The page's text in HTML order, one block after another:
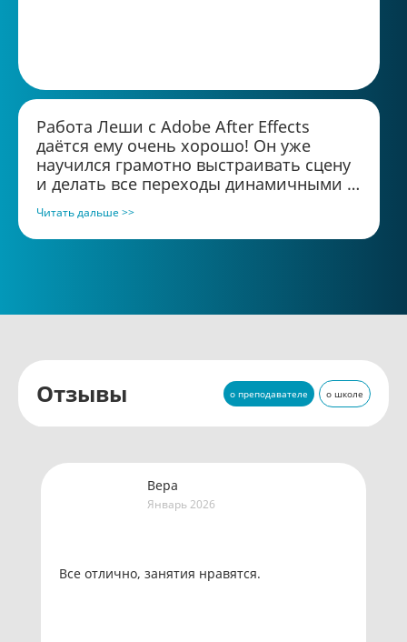
Работа Леши с Adobe After Effects
даётся ему очень хорошо! Он уже
научился грамотно выстраивать сцену
и делать все переходы динамичными и
плавными. Это серьёзный результат за
столь короткий срок. Советую
углубиться в работу с более сложными
Читать дальше >>
Отзывы о преподавателе о школе
Вера
Январь 2026
Все отлично, занятия нравятся.